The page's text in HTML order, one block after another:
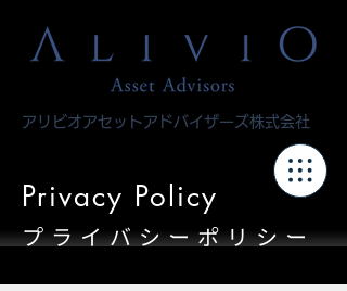
アリビオアセットアドバイザーズ株式会社
Privacy Policy
プライバシーポリシー